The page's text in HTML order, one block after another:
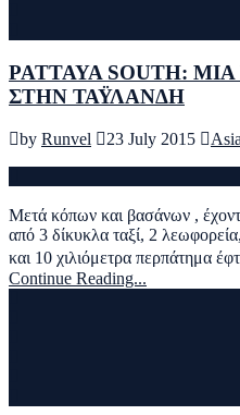
PATTAYA SOUTH:
ΣΤΗΝ ΤΑΫΛΑΝΔΗ
by Runvel 23 July 2015 Asia
Μετά κόπων και βασάνων ,
από 3 δίκυκλα ταξί, 2
και 10 χιλιόμετρα περπάτημα
Continue Reading...